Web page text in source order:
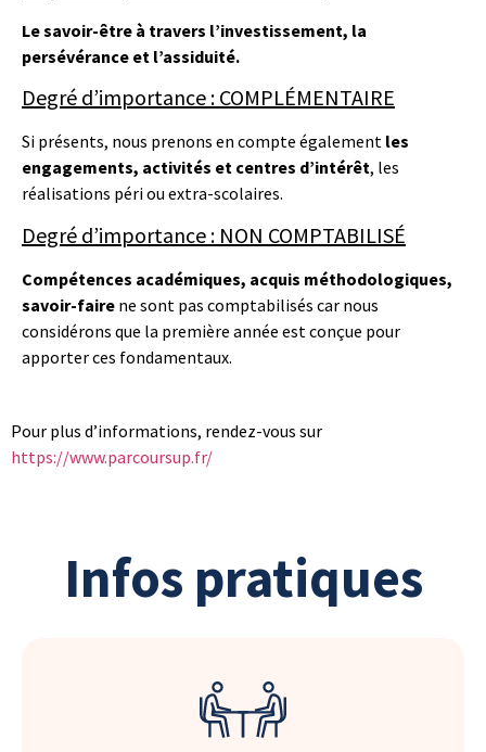
Le savoir-être à travers l’investissement, la
persévérance et l’assiduité.
Degré d’importance : COMPLÉMENTAIRE
Si présents, nous prenons en compte également les
engagements, activités et centres d’intérêt, les
réalisations péri ou extra-scolaires.
Degré d’importance : NON COMPTABILISÉ
Compétences académiques, acquis méthodologiques,
savoir-faire ne sont pas comptabilisés car nous
considérons que la première année est conçue pour
apporter ces fondamentaux.
Pour plus d’informations, rendez-vous sur
https://www.parcoursup.fr/
Infos pratiques